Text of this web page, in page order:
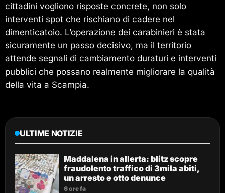
cittadini vogliono risposte concrete, non solo
interventi spot che rischiano di cadere nel
dimenticatoio. L’operazione dei carabinieri è stata
sicuramente un passo decisivo, ma il territorio
attende segnali di cambiamento duraturi e interventi
pubblici che possano realmente migliorare la qualità
della vita a Scampia.
ULTIME NOTIZIE
Maddalena in allerta: blitz scopre
fraudolento traffico di 3mila abiti,
un arresto e otto denunce
6 ore fa